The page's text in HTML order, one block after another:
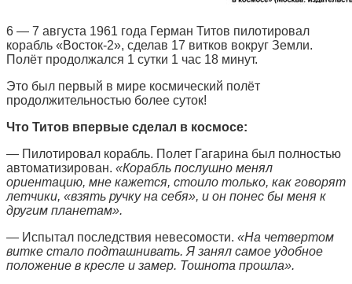
6 — 7 августа 1961 года Герман Титов пилотировал
корабль «Восток-2», сделав 17 витков вокруг Земли.
Полёт продолжался 1 сутки 1 час 18 минут.
Это был первый в мире космический полёт
продолжительностью более суток!
Что Титов впервые сделал в космосе:
— Пилотировал корабль. Полет Гагарина был полностью
автоматизирован. «Корабль послушно менял
ориентацию, мне кажется, стоило только, как говорят
летчики, «взять ручку на себя», и он понес бы меня к
другим планетам».
— Испытал последствия невесомости. «На четвертом
витке стало подташнивать. Я занял самое удобное
положение в кресле и замер. Тошнота прошла».